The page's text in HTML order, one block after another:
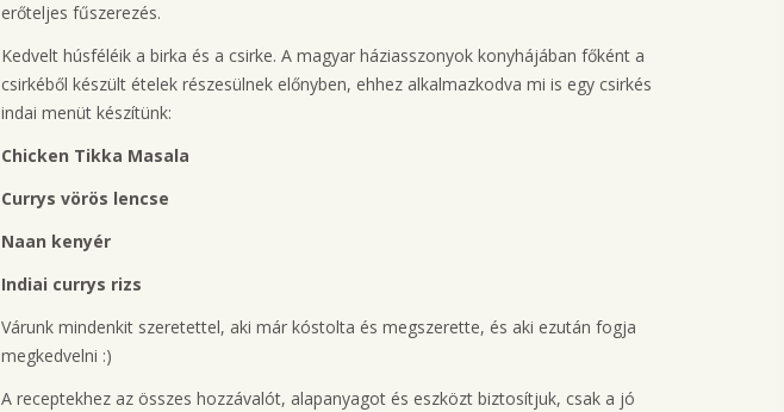
erőteljes fűszerezés.
Kedvelt húsféléik a birka és a csirke. A magyar háziasszonyok konyhájában főként a
csirkéből készült ételek részesülnek előnyben, ehhez alkalmazkodva mi is egy csirkés
indai menüt készítünk:
Chicken Tikka Masala
Currys vörös lencse
Naan kenyér
Indiai currys rizs
Várunk mindenkit szeretettel, aki már kóstolta és megszerette, és aki ezután fogja
megkedvelni :)
A receptekhez az összes hozzávalót, alapanyagot és eszközt biztosítjuk, csak a jó